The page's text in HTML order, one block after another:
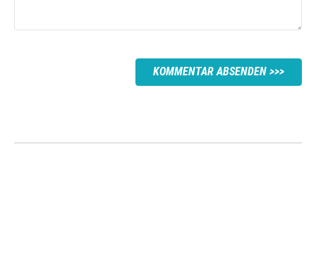
KOMMENTAR ABSENDEN